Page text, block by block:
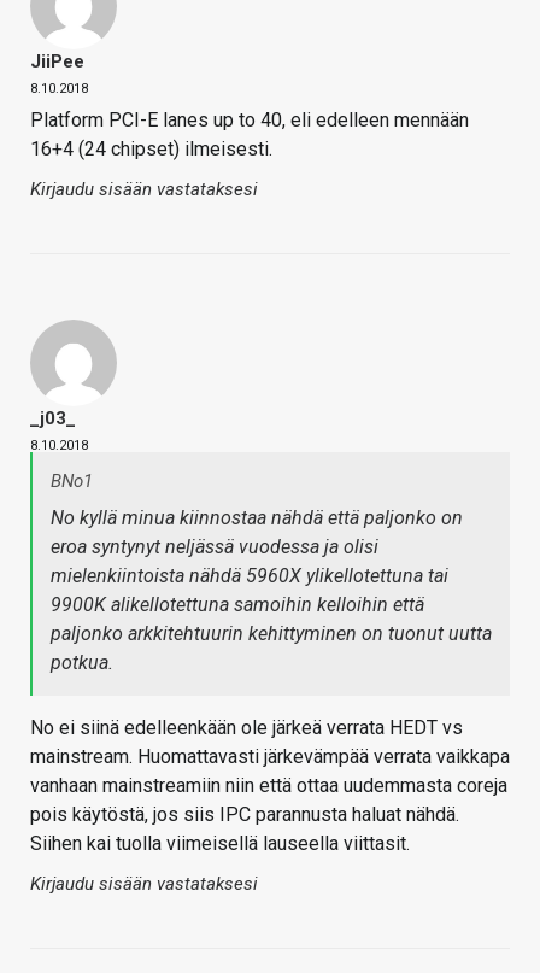
JiiPee
8.10.2018
Platform PCI-E lanes up to 40, eli edelleen mennään
16+4 (24 chipset) ilmeisesti.
Kirjaudu sisään vastataksesi
_j03_
8.10.2018
BNo1
No kyllä minua kiinnostaa nähdä että paljonko on
eroa syntynyt neljässä vuodessa ja olisi
mielenkiintoista nähdä 5960X ylikellotettuna tai
9900K alikellotettuna samoihin kelloihin että
paljonko arkkitehtuurin kehittyminen on tuonut uutta
potkua.
No ei siinä edelleenkään ole järkeä verrata HEDT vs
mainstream. Huomattavasti järkevämpää verrata vaikkapa
vanhaan mainstreamiin niin että ottaa uudemmasta coreja
pois käytöstä, jos siis IPC parannusta haluat nähdä.
Siihen kai tuolla viimeisellä lauseella viittasit.
Kirjaudu sisään vastataksesi